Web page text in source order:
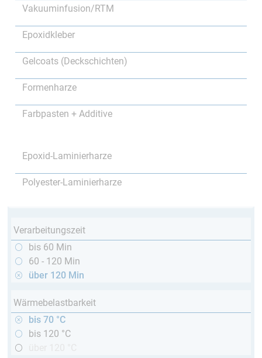
Vakuuminfusion/RTM
Epoxidkleber
Gelcoats (Deckschichten)
Formenharze
Farbpasten + Additive
Epoxid-Laminierharze
Polyester-Laminierharze
Verarbeitungszeit
bis 60 Min
60 - 120 Min
über 120 Min
Wärmebelastbarkeit
bis 70 °C
bis 120 °C